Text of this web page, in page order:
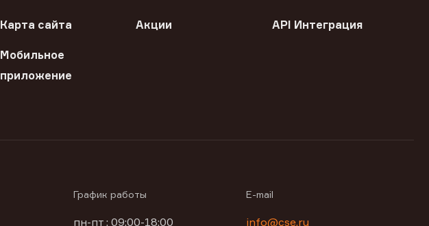
Карта сайта Акции API Интеграция
Мобильное
приложение
График работы
пн-пт : 09:00-18:00
E-mail
info@cse.ru